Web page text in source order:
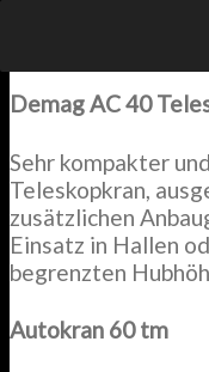
Demag AC 40
Sehr kompakter
Teleskopkran,
zusätzlichen
Einsatz in Hallen
begrenzten
Autokran 60 tm